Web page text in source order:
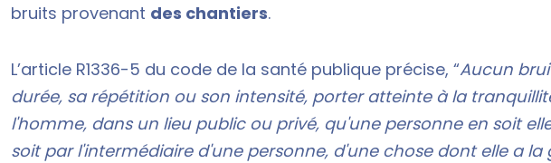
bruits provenant des chantiers.
L’article R1336-5 du code de la santé publique précise, “Aucun
durée, sa répétition ou son intensité, porter atteinte à la
l'homme, dans un lieu public ou privé, qu'une personne en soit
soit par l'intermédiaire d'une personne, d'une chose dont elle a la